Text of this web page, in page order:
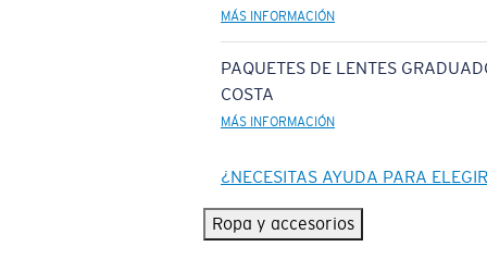
MÁS INFORMACIÓN
PAQUETES DE LENTES
COSTA
MÁS INFORMACIÓN
¿NECESITAS AYUDA PARA
Ropa y accesorios